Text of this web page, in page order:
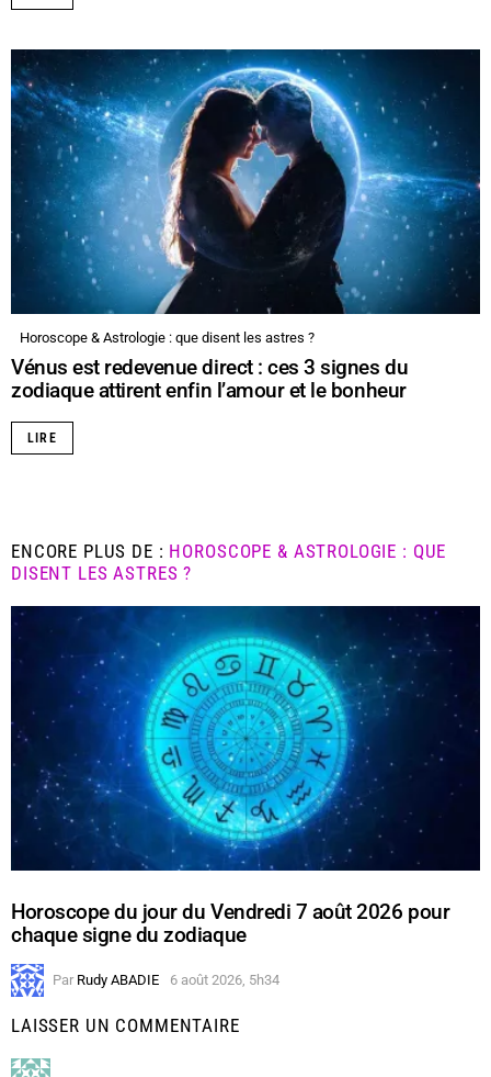
Horoscope & Astrologie : que disent les astres ?
Vénus est redevenue direct : ces 3 signes du
zodiaque attirent enfin l’amour et le bonheur
LIRE
ENCORE PLUS DE : HOROSCOPE & ASTROLOGIE : QUE
DISENT LES ASTRES ?
Horoscope du jour du Vendredi 7 août 2026 pour
chaque signe du zodiaque
Par Rudy ABADIE 6 août 2026, 5h34
LAISSER UN COMMENTAIRE